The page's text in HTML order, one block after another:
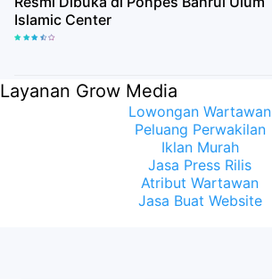
Islamic Center
Layanan Grow Media
Lowongan Wartawan
Peluang Perwakilan
Iklan Murah
Jasa Press Rilis
Atribut Wartawan
Jasa Buat Website